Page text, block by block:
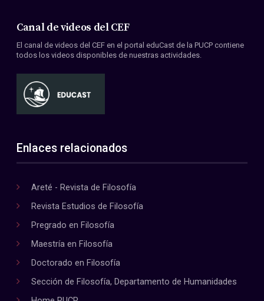
Canal de videos del CEF
El canal de videos del CEF en el portal eduCast de la PUCP contiene
todos los videos disponibles de nuestras actividades.
Enlaces relacionados
Areté - Revista de Filosofía
Revista Estudios de Filosofía
Pregrado en Filosofía
Maestría en Filosofía
Doctorado en Filosofía
Sección de Filosofía, Departamento de Humanidades